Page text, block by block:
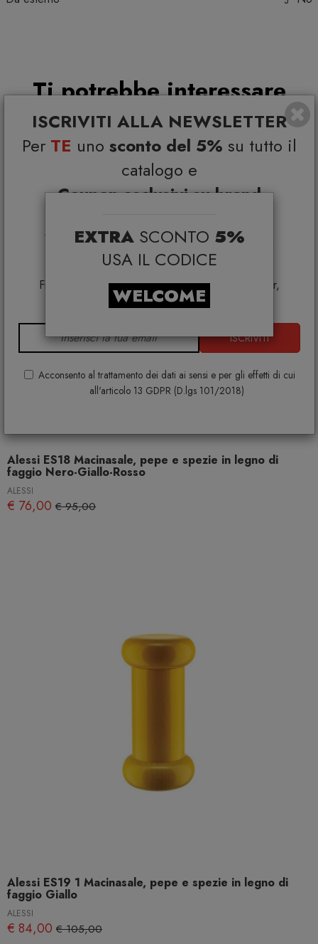
ISCRIVITI ALLA NEWSLETTER
Per TE uno sconto del 5% su tutto il
catalogo e
Coupon esclusivi su brand
*Coupon non cumulabile con altre promo e non
applicabile su:
Smeg, Bontempi Casa, Samsonite, BBB Italia,
Franke, Gufram, Memphis, Plust, Samsung, Faber,
Dunavox, Zafferano, VG, Slide
ISCRIVITI
Acconsento al trattamento dei dati ai sensi e per gli effetti di cui
all'articolo 13 GDPR (D.lgs 101/2018)
EXTRA SCONTO 5%
USA IL CODICE
WELCOME
Ti potrebbe interessare
Alessi ES18 Macinasale, pepe e spezie in legno di
faggio Nero-Giallo-Rosso
ALESSI
€ 76,00 € 95,00
Alessi ES19 1 Macinasale, pepe e spezie in legno di
faggio Giallo
ALESSI
€ 84,00 € 105,00